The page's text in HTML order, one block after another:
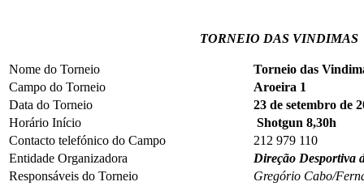
TORNEIO DAS VINDIMAS
Nome do Torneio
Torneio das
Campo do Torneio
Aroeira 1
Data do Torneio
23 de setembro de
Horário Início
Shotgun 8,30h
Contacto telefónico do Campo
212 979 110
Entidade Organizadora
Direção Desportiva
Responsáveis do Torneio
Gregório Cabo/